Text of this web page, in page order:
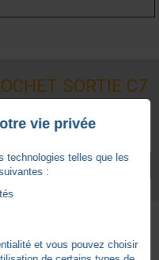
SORTIE C7
CALAMUSO
stores
vie privée
technologies telles que les
:
et vous pouvez choisir